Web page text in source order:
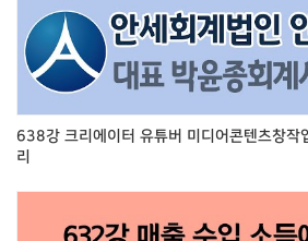
638강 크리에이터 유튜버 미디어콘텐츠창작
리